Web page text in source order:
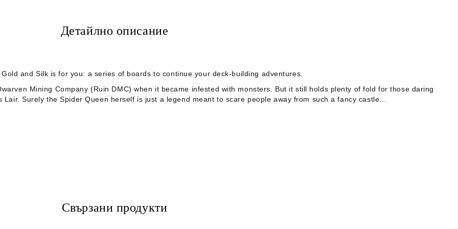
Детайлно описание
and Silk is for you: a series of boards to continue your deck-building adventures.
Mining Company (Ruin DMC) when it became infested with monsters. But it still holds plenty of fold for those daring
Surely the Spider Queen herself is just a legend meant to scare people away from such a fancy castle…
Свързани продукти